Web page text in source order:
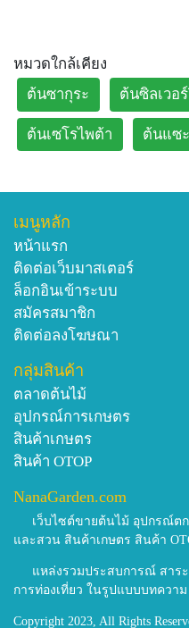
หมวดใกล้เคียง
ต้นซากุระ
ต้นซิลเวอ
ต้นเซโรไพต้า ต้นแซะ
เมนูหลัก
หน้าแรก
ติดต่อเว็บมาสเตอร์
ล็อกอินเข้าระบบ
สมัครสมาชิก
ติดต่อลงโฆษณา
กลุ่มสินค้า
ตลาดต้นไม้
อุปกรณ์การเกษตร
สินค้าเกษตร
สินค้า OTOP
NanaGarden.com
เว็บไซต์ขายต้นไม้ อุปกรณ์ต
และสวน สินค้าเกษตร สินค้า
แหล่งรวมประสบการณ์ สาร
การท่องเที่ยว ในรูปแบบบทควา
Copyright 2023, All Rights